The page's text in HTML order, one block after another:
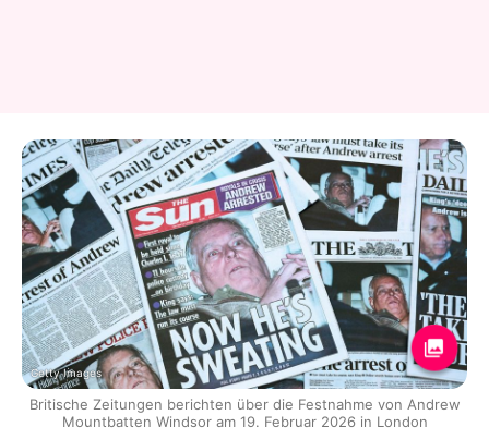
Getty Images
Britische Zeitungen berichten über die Festnahme von Andrew
Mountbatten Windsor am 19. Februar 2026 in London